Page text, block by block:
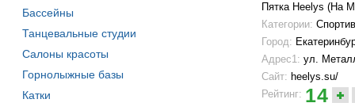
Бассейны
Танцевальные студии
Салоны красоты
Горнолыжные базы
Катки
Пятка Heelys (На
Категории:
Город:
Адрес1: ул.
Сайт: heelys.su/
Рейтинг: 14